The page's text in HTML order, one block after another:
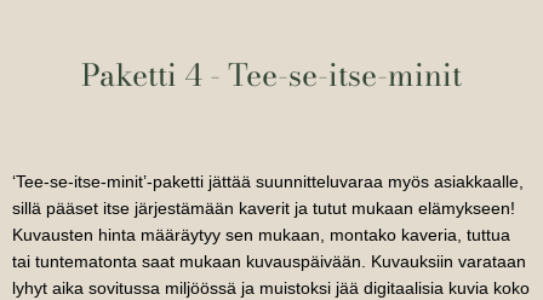
Paketti 4 - Tee-se-itse-minit
‘Tee-se-itse-minit’-paketti jättää suunnitteluvaraa myös asiakkaalle,
sillä pääset itse järjestämään kaverit ja tutut mukaan elämykseen!
Kuvausten hinta määräytyy sen mukaan, montako kaveria, tuttua
tai tuntematonta saat mukaan kuvauspäivään. Kuvauksiin varataan
lyhyt aika sovitussa miljöössä ja muistoksi jää digitaalisia kuvia koko